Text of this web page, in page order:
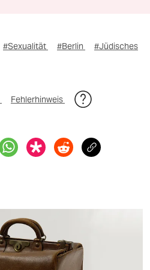
#Sexualität #Berlin
#Jüdisches
Fehlerhinweis